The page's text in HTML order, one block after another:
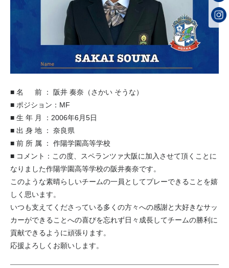
■ 名 前 ： 阪井 奏奈（さかい そうな）
■ ポジション：MF
■ 生 年 月 ：2006年6月5日
■ 出 身 地 ： 奈良県
■ 前 所 属 ： 作陽学園高等学校
■ コメント：この度、スペランツァ大阪に加入させて頂くことに
なりました作陽学園高等学校の阪井奏奈です。
このような素晴らしいチームの一員としてプレーできることを嬉
しく思います。
いつも支えてくださっている多くの方々への感謝と大好きなサッ
カーができることへの喜びを忘れず日々成長してチームの勝利に
貢献できるように頑張ります。
応援よろしくお願いします。